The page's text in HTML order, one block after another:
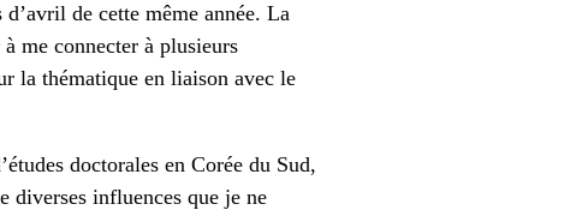
de cette même année. La
me connecter à plusieurs
la thématique en liaison avec le
doctorales en Corée du Sud,
diverses influences que je ne